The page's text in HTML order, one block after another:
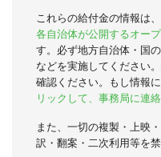
これらの給付金の情報は
各自治体が公開するオー
す。必ず地方自治体・国
などを実施してください
確認ください。もし情報
リックして、事務局に連絡
また、一切の複製・上映
訳・翻案・二次利用等を禁